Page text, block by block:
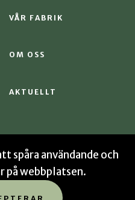
spåra användande och
webbplatsen.
VÅR FABRIK
OM OSS
AKTUELLT
Sitemap